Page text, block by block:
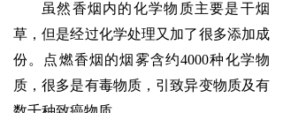
虽然香烟内的化学物质主要是干烟
草，但是经过化学处理又加了很多添加成
份。点燃香烟的烟雾含约4000种化学物
质，很多是有毒物质，引致异变物质及有